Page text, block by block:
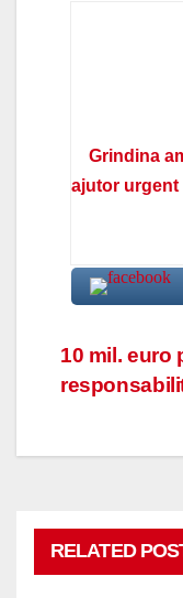
Grindina
ajutor
articole
10 mil. euro
RELATED